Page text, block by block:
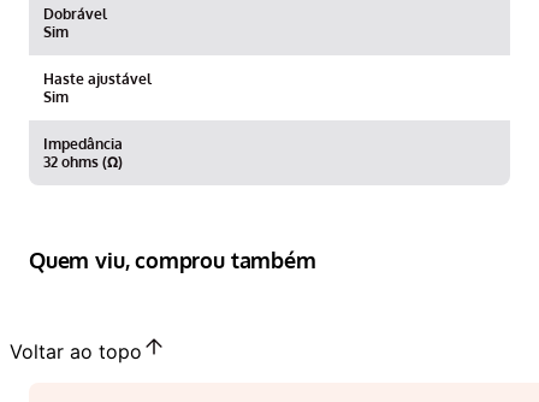
Dobrável
Sim
Haste ajustável
Sim
Impedância
32 ohms (Ω)
Quem viu, comprou também
Voltar ao topo